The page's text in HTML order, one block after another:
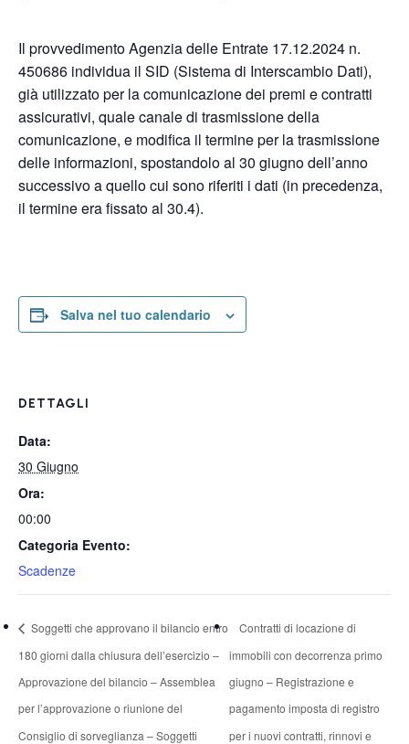
Il provvedimento Agenzia delle Entrate 17.12.2024 n.
450686 individua il SID (Sistema di Interscambio Dati),
già utilizzato per la comunicazione dei premi e contratti
assicurativi, quale canale di trasmissione della
comunicazione, e modifica il termine per la trasmissione
delle informazioni, spostandolo al 30 giugno dell’anno
successivo a quello cui sono riferiti i dati (in precedenza,
il termine era fissato al 30.4).
Salva nel tuo calendario
DETTAGLI
Data:
30 Giugno
Ora:
00:00
Categoria Evento:
Scadenze
Soggetti che approvano il bilancio entro
180 giorni dalla chiusura dell’esercizio –
Approvazione del bilancio – Assemblea
per l’approvazione o riunione del
Consiglio di sorveglianza – Soggetti
Contratti di locazione di
immobili con decorrenza primo
giugno – Registrazione e
pagamento imposta di registro
per i nuovi contratti, rinnovi e